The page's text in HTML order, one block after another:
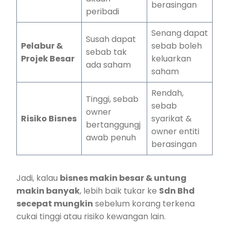
peribadi
berasingan
Pelabur &
Projek Besar
Susah dapat
sebab tak
ada saham
Senang dapat
sebab boleh
keluarkan
saham
Risiko Bisnes
Tinggi, sebab
owner
bertanggungj
awab penuh
Rendah,
sebab
syarikat &
owner entiti
berasingan
Jadi, kalau bisnes makin besar & untung
makin banyak, lebih baik tukar ke Sdn Bhd
secepat mungkin sebelum korang terkena
cukai tinggi atau risiko kewangan lain.